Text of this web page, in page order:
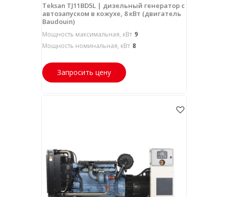
Teksan TJ11BD5L | дизельный генератор с
автозапуском в кожухе, 8 кВт (двигатель
Baudouin)
Мощность максимальная, кВт 9
Мощность номинальная, кВт 8
Запросить цену